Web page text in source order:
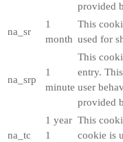
provided
na_sr
1
month
This
used for
na_srp
1
minute
This
entry.
user
provided
na_tc
1 year
1
This
cookie is